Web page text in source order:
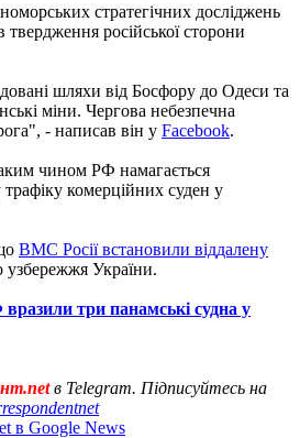
стратегічних досліджень
російської сторони
шляхи від Босфору до Одеси та
міни. Чергова небезпечна
- написав він у Facebook.
чином РФ намагається
комерційних суден у
ВМС Росії встановили віддалену
узбережжя України.
три панамські судна у
в Telegram. Підписуйтесь на
в Google News